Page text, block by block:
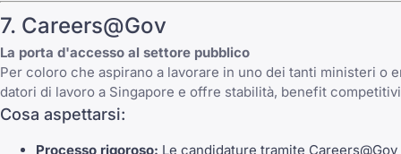
7. Careers@Gov
La porta d'accesso al settore pubblico
Per coloro che aspirano a lavorare in uno dei tanti ministeri o
datori di lavoro a Singapore e offre stabilità, benefit
Cosa aspettarsi:
Processo rigoroso: Le candidature tramite